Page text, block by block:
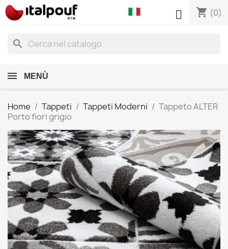
shopping_cart (0)

search
MENÙ
Home Tappeti Tappeti Moderni
Tappeto ALTER
Porto fiori grigio